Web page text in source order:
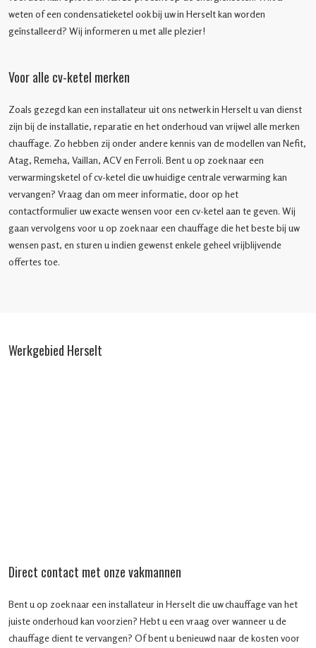
weten of een condensatieketel ook bij uw in Herselt kan worden
geïnstalleerd? Wij informeren u met alle plezier!
Voor alle cv-ketel merken
Zoals gezegd kan een installateur uit ons netwerk in Herselt u van dienst
zijn bij de installatie, reparatie en het onderhoud van vrijwel alle merken
chauffage. Zo hebben zij onder andere kennis van de modellen van Nefit,
Atag, Remeha, Vaillan, ACV en Ferroli. Bent u op zoek naar een
verwarmingsketel of cv-ketel die uw huidige centrale verwarming kan
vervangen? Vraag dan om meer informatie, door op het
contactformulier uw exacte wensen voor een cv-ketel aan te geven. Wij
gaan vervolgens voor u op zoek naar een chauffage die het beste bij uw
wensen past, en sturen u indien gewenst enkele geheel vrijblijvende
offertes toe.
Werkgebied Herselt
Direct contact met onze vakmannen
Bent u op zoek naar een installateur in Herselt die uw chauffage van het
juiste onderhoud kan voorzien? Hebt u een vraag over wanneer u de
chauffage dient te vervangen? Of bent u benieuwd naar de kosten voor